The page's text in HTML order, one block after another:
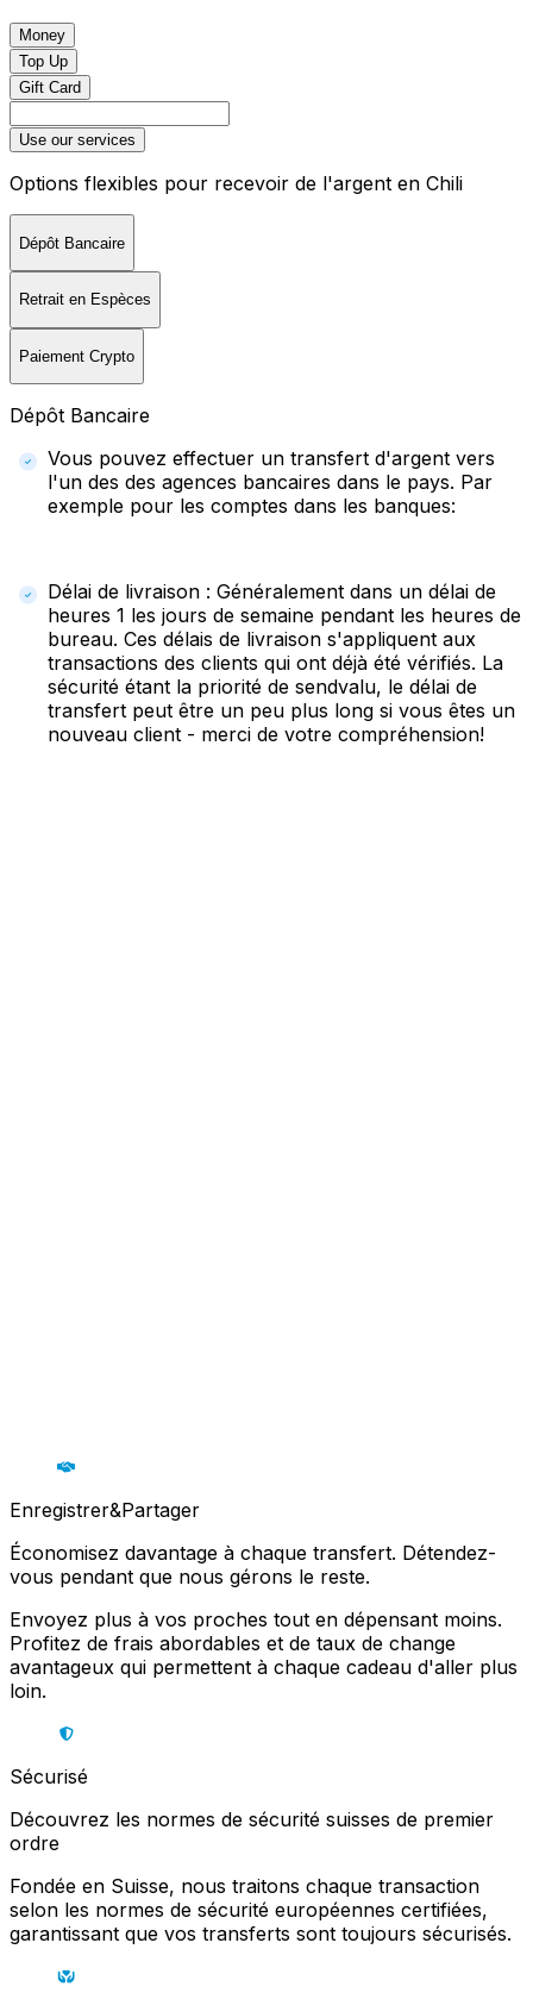
Money
Top Up
Gift Card
Use our services
Options flexibles pour recevoir de l'argent en Chili
Dépôt Bancaire
Retrait en Espèces
Paiement Crypto
Dépôt Bancaire
Vous pouvez effectuer un transfert d'argent vers
l'un des des agences bancaires dans le pays. Par
exemple pour les comptes dans les banques:
Délai de livraison : Généralement dans un délai de
heures 1 les jours de semaine pendant les heures de
bureau. Ces délais de livraison s'appliquent aux
transactions des clients qui ont déjà été vérifiés. La
sécurité étant la priorité de sendvalu, le délai de
transfert peut être un peu plus long si vous êtes un
nouveau client - merci de votre compréhension!
Enregistrer&Partager
Économisez davantage à chaque transfert. Détendez-
vous pendant que nous gérons le reste.
Envoyez plus à vos proches tout en dépensant moins.
Profitez de frais abordables et de taux de change
avantageux qui permettent à chaque cadeau d'aller plus
loin.
Sécurisé
Découvrez les normes de sécurité suisses de premier
ordre
Fondée en Suisse, nous traitons chaque transaction
selon les normes de sécurité européennes certifiées,
garantissant que vos transferts sont toujours sécurisés.